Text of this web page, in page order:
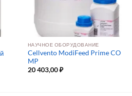
НАУЧНОЕ ОБОРУДОВАНИЕ
Cellvento ModiFeed Prime CO
MP
20 403,00₽